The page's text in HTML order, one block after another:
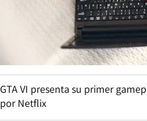
GTA VI presenta su primer
por Netflix